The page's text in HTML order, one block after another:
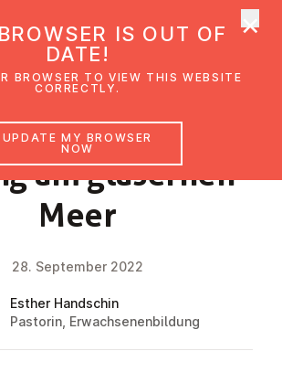
am gläsernen
Meer
FAITH IMPULSE
28. September 2022
Esther Handschin
Pastorin, Erwachsenenbildung
IS OUT OF
DATE!
BROWSER TO VIEW THIS WEBSITE
CORRECTLY.
UPDATE MY BROWSER
NOW
×